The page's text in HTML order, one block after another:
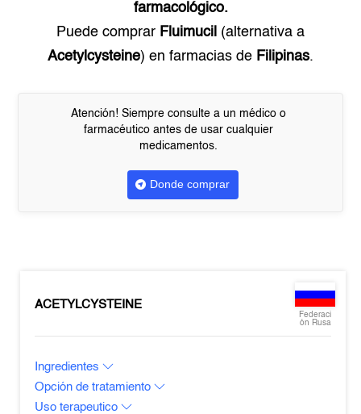
farmacológico.
Puede comprar Fluimucil (alternativa a
Acetylcysteine) en farmacias de Filipinas.
Atención! Siempre consulte a un médico o
farmacéutico antes de usar cualquier
medicamentos.
Donde comprar
ACETYLCYSTEINE
Federaci
ón Rusa
Ingredientes
Opción de tratamiento
Uso terapeutico